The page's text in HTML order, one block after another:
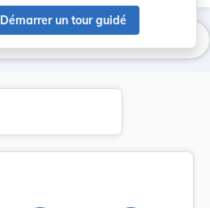
Démarrer un tour guidé